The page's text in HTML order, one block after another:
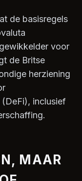
de basisregels
voor
de Britse
herziening
inclusief
MAAR